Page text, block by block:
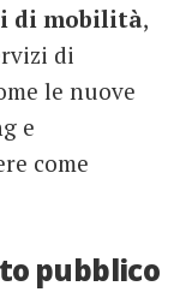
di mobilità,
di
le nuove
e
come
pubblico